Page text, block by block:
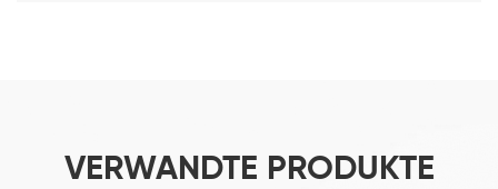
VERWANDTE PRODUKTE